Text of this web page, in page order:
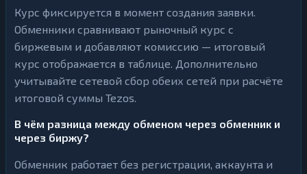
Курс фиксируется в момент создания заявки.
Обменники сравнивают рыночный курс с
биржевым и добавляют комиссию — итоговый
курс отображается в таблице. Дополнительно
учитывайте сетевой сбор обеих сетей при расчёте
итоговой суммы Tezos.
В чём разница между обменом через обменник и
через биржу?
Обменник работает без регистрации, аккаунта и